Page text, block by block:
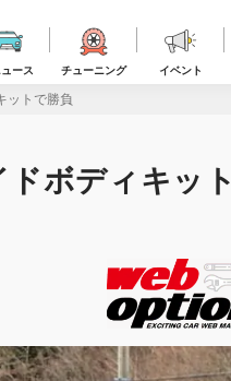
ース チューニング イベント
ットで勝負
ドボディキット